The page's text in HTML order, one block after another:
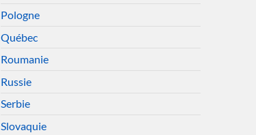
Pologne
Québec
Roumanie
Russie
Serbie
Slovaquie